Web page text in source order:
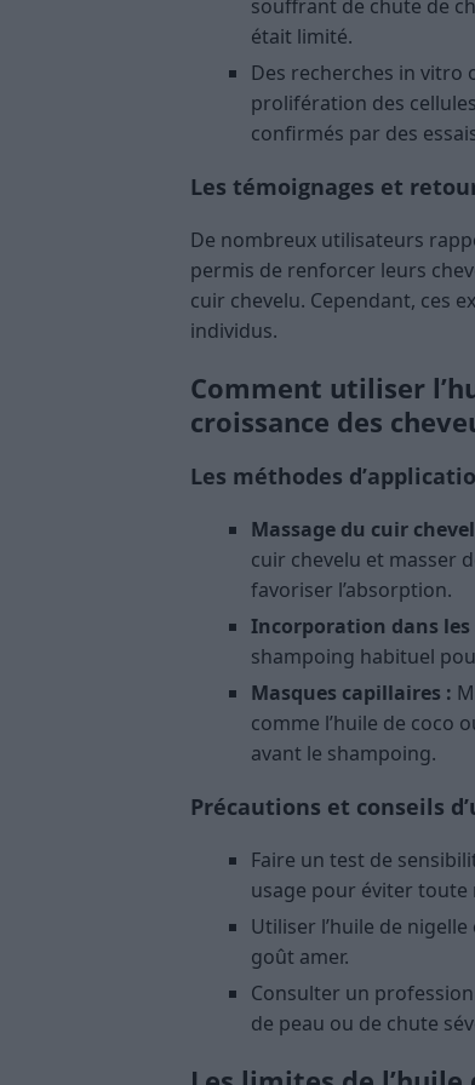
souffrant de chute de
était limité.
Des recherches in
prolifération des
confirmés par des
Les témoignages et
De nombreux utilisateurs
permis de renforcer leurs
cuir chevelu. Cependant, ces
individus.
Comment utiliser
croissance des
Les méthodes
Massage du cuir
cuir chevelu et masser
favoriser l’absorption.
Incorporation dans
shampoing habituel
Masques capillaires :
comme l’huile de coco
avant le shampoing.
Précautions et conseils
Faire un test de
usage pour éviter
Utiliser l’huile de
goût amer.
Consulter un
de peau ou de chute